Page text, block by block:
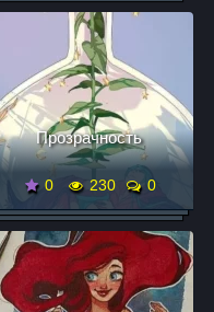
Прозрачность
0 230 0